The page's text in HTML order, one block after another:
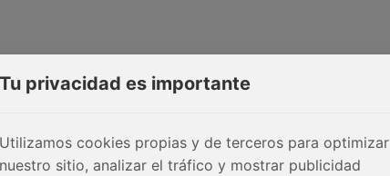
Tu privacidad es importante
Utilizamos cookies propias y de terceros para optimizar
nuestro sitio, analizar el tráfico y mostrar publicidad